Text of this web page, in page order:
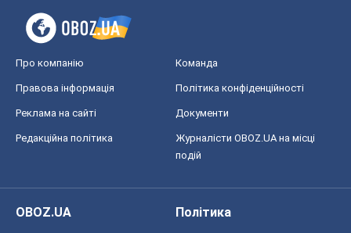
Про компанію Команда
Правова інформація Політика конфіденційності
Реклама на сайті Документи
Редакційна політика
Журналісти OBOZ.UA на місці
подій
OBOZ.UA
Політика